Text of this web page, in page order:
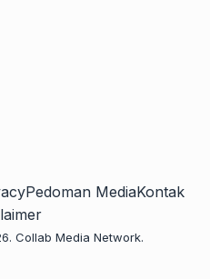
Pedoman MediaKontak
Collab Media Network.